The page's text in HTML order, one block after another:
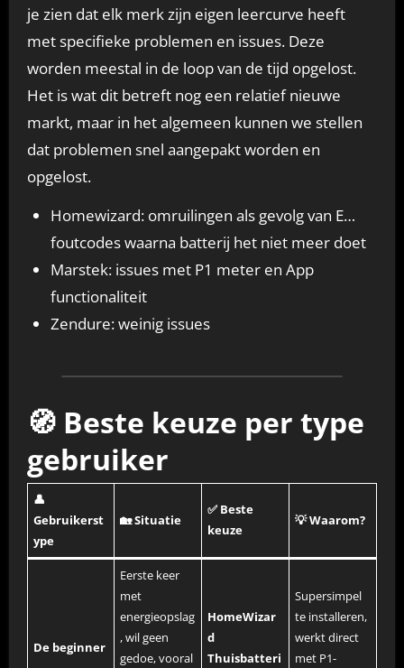
je zien dat elk merk zijn eigen leercurve heeft
met specifieke problemen en issues. Deze
worden meestal in de loop van de tijd opgelost.
Het is wat dit betreft nog een relatief nieuwe
markt, maar in het algemeen kunnen we stellen
dat problemen snel aangepakt worden en
opgelost.
Homewizard: omruilingen als gevolg van E…
foutcodes waarna batterij het niet meer doet
Marstek: issues met P1 meter en App
functionaliteit
Zendure: weinig issues
🧭 Beste keuze per type
gebruiker
👤
Gebruikerst
ype
🏡 Situatie
✅ Beste
keuze
💡 Waarom?
De beginner
Eerste keer
met
energieopslag
, wil geen
gedoe, vooral
HomeWizar
d
Thuisbatteri
Supersimpel
te installeren,
werkt direct
met P1-